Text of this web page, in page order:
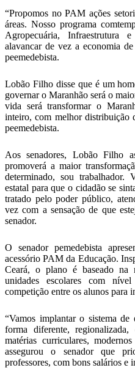
“Propomos no PAM ações
áreas. Nosso programa
Agropecuária, Infraestrutura
alavancar de vez a economia
peemedebista.
Lobão Filho disse que é um
governar o Maranhão será o
vida será transformar o
inteiro, com melhor distribuição
peemedebista.
Aos senadores, Lobão Filho
promoverá a maior
determinado, sou trabalhador.
estatal para que o cidadão se
tratado pelo poder público,
vez com a sensação de que
senador.
O senador pemedebista
acessório PAM da Educação.
Ceará, o plano é baseado na
unidades escolares com
competição entre os alunos para
“Vamos implantar o sistema
forma diferente,
matérias curriculares,
assegurou o senador que
professores, com bons salários e